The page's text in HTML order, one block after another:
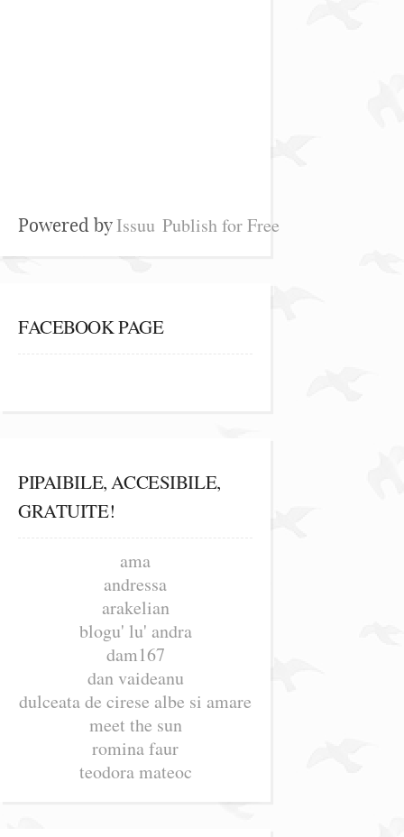
Powered byIssuu Publish for Free
FACEBOOK PAGE
PIPAIBILE, ACCESIBILE,
GRATUITE!
ama
andressa
arakelian
blogu' lu' andra
dam167
dan vaideanu
dulceata de cirese albe si amare
meet the sun
romina faur
teodora mateoc